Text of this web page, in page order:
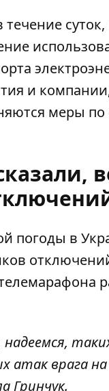
течение
и
меры
погоды в
атак врага
Гринчук.